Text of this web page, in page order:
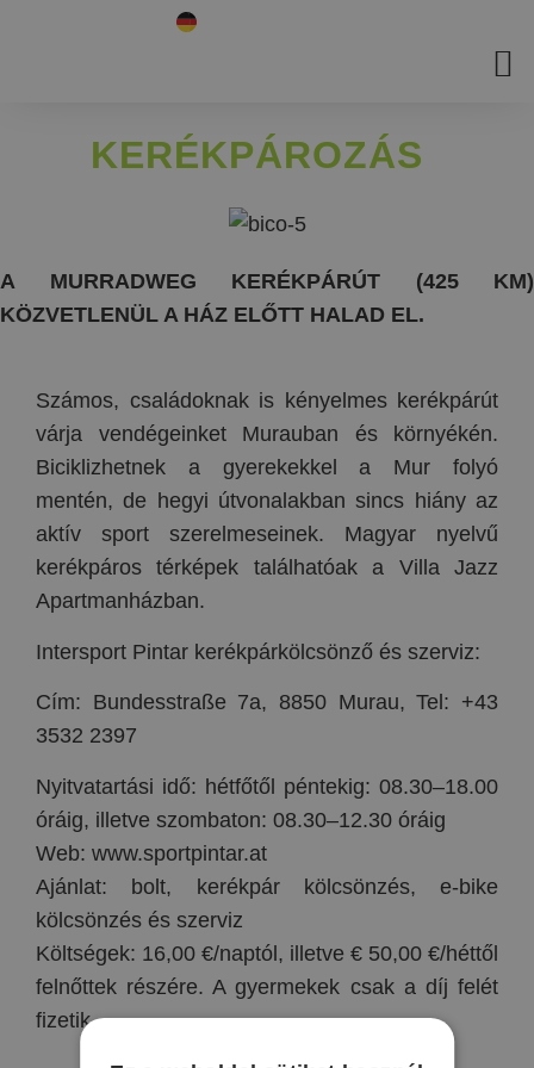
KERÉKPÁROZÁS
A MURRADWEG KERÉKPÁRÚT (425 KM)
KÖZVETLENÜL A HÁZ ELŐTT HALAD EL.
Számos, családoknak is kényelmes kerékpárút
várja vendégeinket Murauban és környékén.
Biciklizhetnek a gyerekekkel a Mur folyó
mentén, de hegyi útvonalakban sincs hiány az
aktív sport szerelmeseinek. Magyar nyelvű
kerékpáros térképek találhatóak a Villa Jazz
Apartmanházban.
Intersport Pintar kerékpárkölcsönző és szerviz:
Cím: Bundesstraße 7a, 8850 Murau, Tel: +43
3532 2397
Nyitvatartási idő: hétfőtől péntekig: 08.30–18.00
óráig, illetve szombaton: 08.30–12.30 óráig
Web: www.sportpintar.at
Ajánlat: bolt, kerékpár kölcsönzés, e-bike
kölcsönzés és szerviz
Költségek: 16,00 €/naptól, illetve € 50,00 €/héttől
felnőttek részére. A gyermekek csak a díj felét
fizetik.